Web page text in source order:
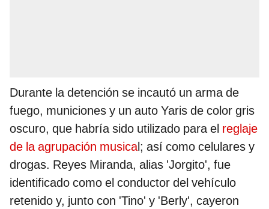
Durante la detención se incautó un arma de
fuego, municiones y un auto Yaris de color gris
oscuro, que habría sido utilizado para el reglaje
de la agrupación musical; así como celulares y
drogas. Reyes Miranda, alias 'Jorgito', fue
identificado como el conductor del vehículo
retenido y, junto con 'Tino' y 'Berly', cayeron